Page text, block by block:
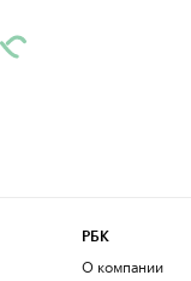
РБК
О компании